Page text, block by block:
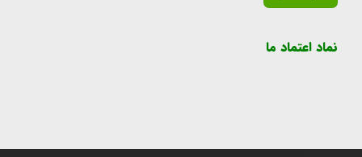
نماد اعتماد ما